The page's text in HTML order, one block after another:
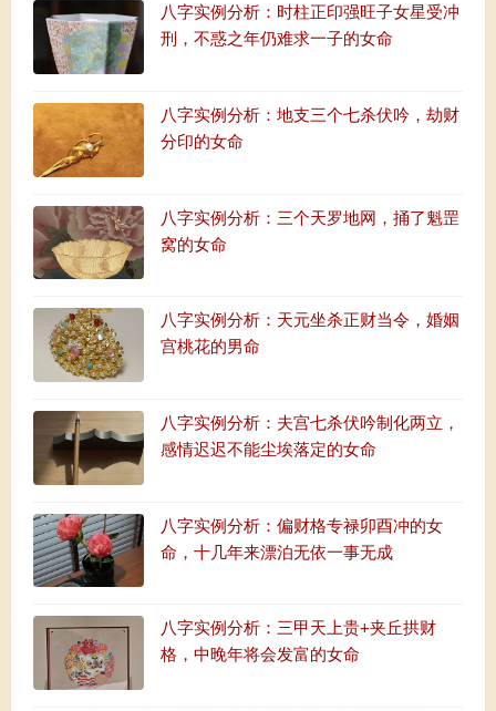
八字实例分析：时柱正印强旺子女星受冲
刑，不惑之年仍难求一子的女命
八字实例分析：地支三个七杀伏吟，劫财
分印的女命
八字实例分析：三个天罗地网，捅了魁罡
窝的女命
八字实例分析：天元坐杀正财当令，婚姻
宫桃花的男命
八字实例分析：夫宫七杀伏吟制化两立，
感情迟迟不能尘埃落定的女命
八字实例分析：偏财格专禄卯酉冲的女
命，十几年来漂泊无依一事无成
八字实例分析：三甲天上贵+夹丘拱财
格，中晚年将会发富的女命